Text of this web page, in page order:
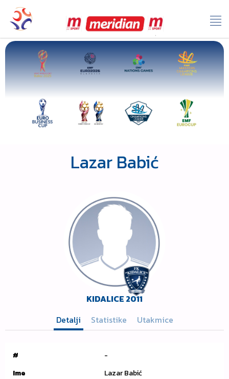
Lazar Babić
KIDALICE 2011
Detalji
Statistike Utakmice
#
-
Ime
Lazar Babić